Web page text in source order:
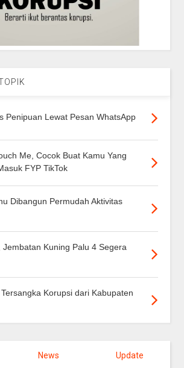
Penipuan Lewat Pesan WhatsApp
Me, Cocok Buat Kamu Yang
FYP TikTok
Dibangun Permudah Aktivitas
Jembatan Kuning Palu 4 Segera
Korupsi dari Kabupaten
News Update